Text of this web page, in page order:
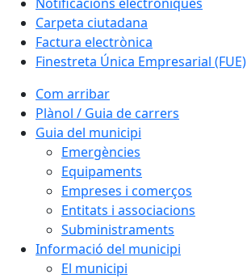
Carpeta ciutadana
Factura electrònica
Finestreta Única Empresarial (FUE)
Com arribar
Plànol / Guia de carrers
Guia del municipi
Emergències
Equipaments
Empreses i comerços
Entitats i associacions
Subministraments
Informació del municipi
El municipi